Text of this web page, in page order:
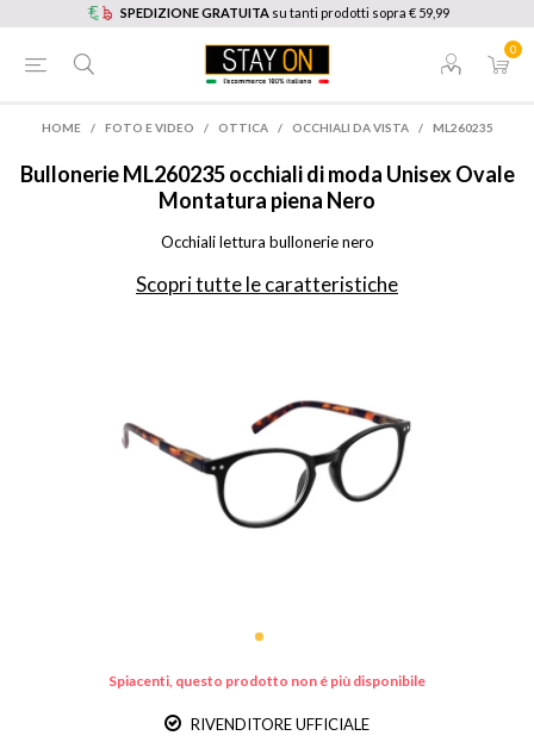
SPEDIZIONE GRATUITA su tanti prodotti sopra € 59,99
0
HOME / FOTO E VIDEO / OTTICA / OCCHIALI DA VISTA / ML260235
Bullonerie ML260235 occhiali di moda Unisex Ovale
Montatura piena Nero
Occhiali lettura bullonerie nero
Scopri tutte le caratteristiche
Spiacenti, questo prodotto non é più disponibile
RIVENDITORE UFFICIALE